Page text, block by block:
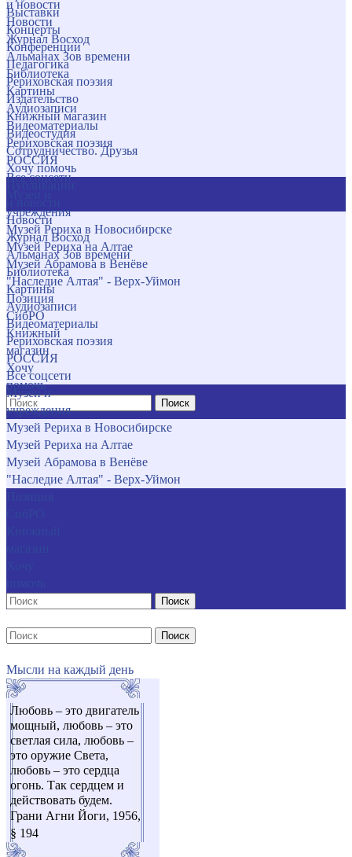
и новости
Новости
Журнал Восход
Альманах Зов времени
Библиотека
Картины
Аудиозаписи
Видеоматериалы
Рериховская поэзия
РОССИЯ
Все соцсети
учреждения
Музей Рериха в Новосибирске
Музей Рериха на Алтае
Музей Абрамова в Венёве
"Наследие Алтая" - Верх-Уймон
Позиция
СибРО
Книжный
магазин
Хочу
помочь
Поиск
Выставки
Концерты
Конференции
Педагогика
Рериховская поэзия
Издательство
Книжный магазин
Видеостудия
Сотрудничество. Друзья
Хочу помочь
Новости
Журнал Восход
Альманах Зов времени
Библиотека
Картины
Аудиозаписи
Видеоматериалы
Рериховская поэзия
РОССИЯ
Все соцсети
Музеи и
учреждения
Музей Рериха в Новосибирске
Музей Рериха на Алтае
Музей Абрамова в Венёве
"Наследие Алтая" - Верх-Уймон
Поиск
Поиск
Мысли на каждый день
Любовь – это двигатель
мощный, любовь – это
светлая сила, любовь –
это оружие Света,
любовь – это сердца
огонь. Так сердцем и
действовать будем.
Грани Агни Йоги, 1956,
§ 194